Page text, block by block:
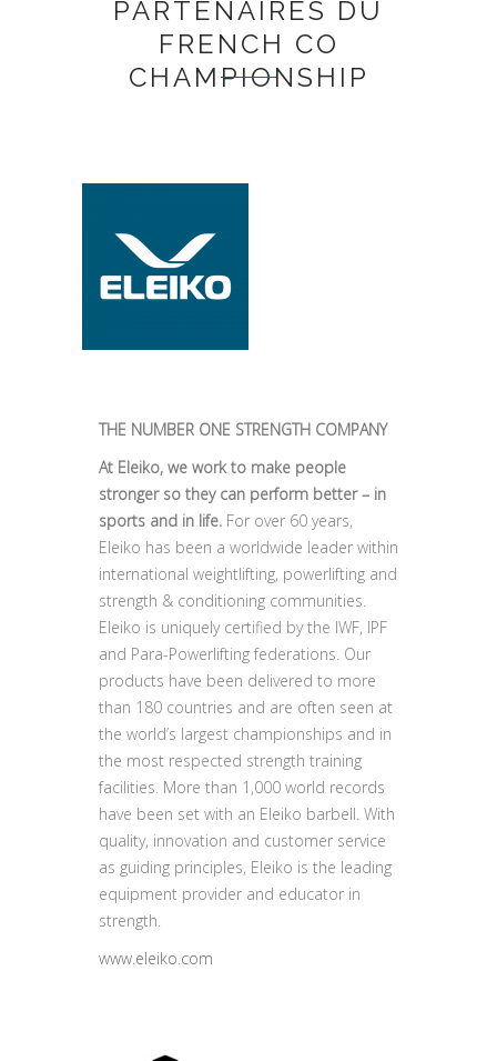
PARTENAIRES DU
FRENCH CO
CHAMPIONSHIP
THE NUMBER ONE STRENGTH COMPANY
At Eleiko, we work to make people
stronger so they can perform better – in
sports and in life. For over 60 years,
Eleiko has been a worldwide leader within
international weightlifting, powerlifting and
strength & conditioning communities.
Eleiko is uniquely certified by the IWF, IPF
and Para-Powerlifting federations. Our
products have been delivered to more
than 180 countries and are often seen at
the world’s largest championships and in
the most respected strength training
facilities. More than 1,000 world records
have been set with an Eleiko barbell. With
quality, innovation and customer service
as guiding principles, Eleiko is the leading
equipment provider and educator in
strength.
www.eleiko.com